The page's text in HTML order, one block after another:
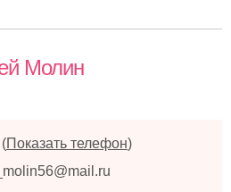
Молин
(Показать телефон)